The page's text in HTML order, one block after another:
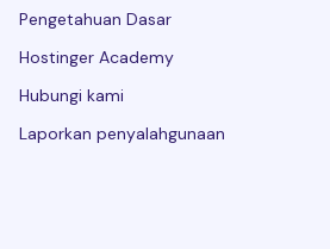
Pengetahuan Dasar
Hostinger Academy
Hubungi kami
Laporkan penyalahgunaan